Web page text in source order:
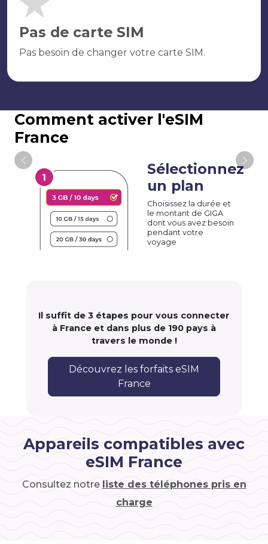
Pas de carte SIM
Pas besoin de changer votre carte SIM.
Comment activer l'eSIM
France
Sélectionnez
un plan
Choisissez la durée et
le montant de GIGA
dont vous avez besoin
pendant votre
voyage
Il suffit de 3 étapes pour vous connecter
à France et dans plus de 190 pays à
travers le monde !
Découvrez les forfaits eSIM
France
Appareils compatibles avec
eSIM France
Consultez notre liste des téléphones pris en
charge